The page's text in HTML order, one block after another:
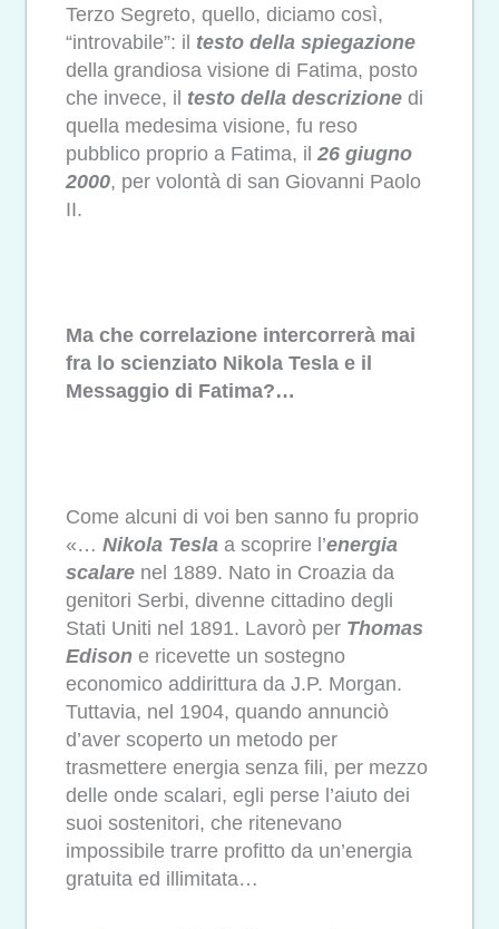
Terzo Segreto, quello, diciamo così,
“introvabile”: il testo della spiegazione
della grandiosa visione di Fatima, posto
che invece, il testo della descrizione di
quella medesima visione, fu reso
pubblico proprio a Fatima, il 26 giugno
2000, per volontà di san Giovanni Paolo
II.
Ma che correlazione intercorrerà mai
fra lo scienziato Nikola Tesla e il
Messaggio di Fatima?…
Come alcuni di voi ben sanno fu proprio
«… Nikola Tesla a scoprire l’energia
scalare nel 1889. Nato in Croazia da
genitori Serbi, divenne cittadino degli
Stati Uniti nel 1891. Lavorò per Thomas
Edison e ricevette un sostegno
economico addirittura da J.P. Morgan.
Tuttavia, nel 1904, quando annunciò
d’aver scoperto un metodo per
trasmettere energia senza fili, per mezzo
delle onde scalari, egli perse l’aiuto dei
suoi sostenitori, che ritenevano
impossibile trarre profitto da un’energia
gratuita ed illimitata…